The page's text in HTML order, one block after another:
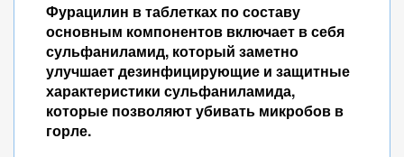
Фурацилин в таблетках по составу
основным компонентов включает в себя
сульфаниламид, который заметно
улучшает дезинфицирующие и защитные
характеристики сульфаниламида,
которые позволяют убивать микробов в
горле.